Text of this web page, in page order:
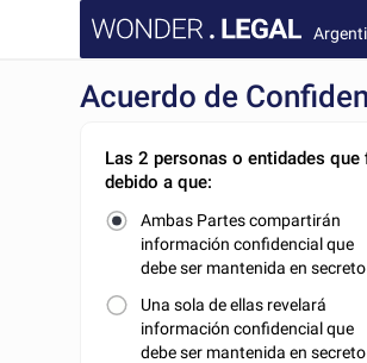
Acuerdo de
Las 2 personas o entidades
debido a que:
Ambas Partes compartirán
información confidencial que
debe ser mantenida en secreto
Una sola de ellas revelará
información confidencial que
debe ser mantenida en secreto